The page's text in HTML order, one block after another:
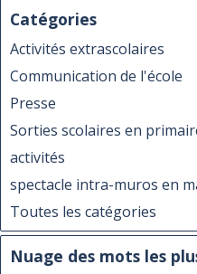
Catégories
Activités extrascolaires
Communication de l'école
Presse
Sorties scolaires en
activités
spectacle intra-muros en
Toutes les catégories
Nuage des mots les